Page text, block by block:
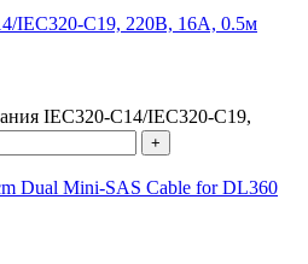
IEC320-C19, 220B, 16А, 0.5м
IEC320-C14/IEC320-C19,
+
Dual Mini-SAS Cable for DL360